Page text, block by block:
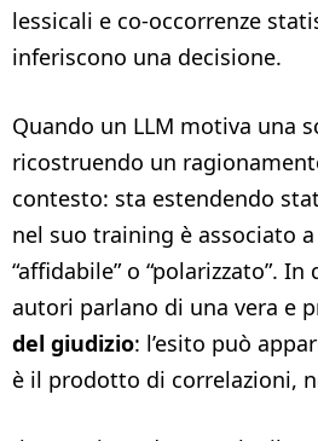
lessicali e co-occorrenze
inferiscono una decisione.
Quando un LLM motiva una
ricostruendo un
contesto: sta estendendo
nel suo training è associato
“affidabile” o “polarizzato”.
autori parlano di una vera e
del giudizio: l’esito può
è il prodotto di correlazioni,